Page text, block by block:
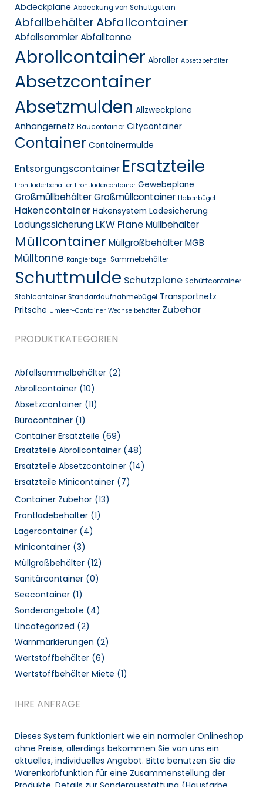
Abdeckplane Abdeckung von Schüttgütern
AbfallbehälterAbfallcontainer
AbfallsammlerAbfalltonne
Abrollcontainer Abroller Absetzbehälter
Absetzcontainer
Absetzmulden Allzweckplane
Anhängernetz Baucontainer Citycontainer
Container Containermulde
Entsorgungscontainer Ersatzteile
Frontladerbehälter Frontladercontainer Gewebeplane
GroßmüllbehälterGroßmüllcontainer Hakenbügel
Hakencontainer Hakensystem Ladesicherung
Ladungssicherung LKW PlaneMüllbehälter
Müllcontainer Müllgroßbehälter MGB
Mülltonne Rangierbügel Sammelbehälter
Schuttmulde Schutzplane Schüttcontainer
Stahlcontainer Standardaufnahmebügel Transportnetz
Pritsche Umleer-Container Wechselbehälter Zubehör
PRODUKTKATEGORIEN
Abfallsammelbehälter (2)
Abrollcontainer (10)
Absetzcontainer (11)
Bürocontainer (1)
Container Ersatzteile (69)
Ersatzteile Abrollcontainer (48)
Ersatzteile Absetzcontainer (14)
Ersatzteile Minicontainer (7)
Container Zubehör (13)
Frontladebehälter (1)
Lagercontainer (4)
Minicontainer (3)
Müllgroßbehälter (12)
Sanitärcontainer (0)
Seecontainer (1)
Sonderangebote (4)
Uncategorized (2)
Warnmarkierungen (2)
Wertstoffbehälter (6)
Wertstoffbehälter Miete (1)
IHRE ANFRAGE
Dieses System funktioniert wie ein normaler Onlineshop
ohne Preise, allerdings bekommen Sie von uns ein
aktuelles, individuelles Angebot. Bitte benutzen Sie die
Warenkorbfunktion für eine Zusammenstellung der